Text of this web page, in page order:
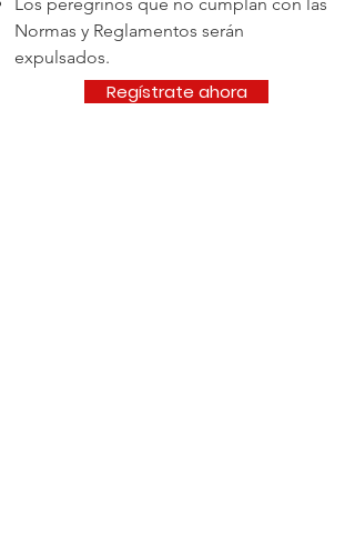
Normas y Reglamentos serán
expulsados.
Regístrate ahora